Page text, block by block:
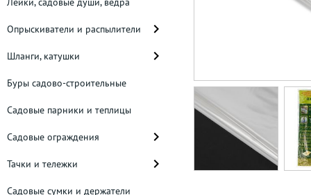
Опрыскиватели и распылители
Шланги, катушки
Буры садово-строительные
Садовые парники и теплицы
Садовые ограждения
Тачки и тележки
Садовые сумки и держатели